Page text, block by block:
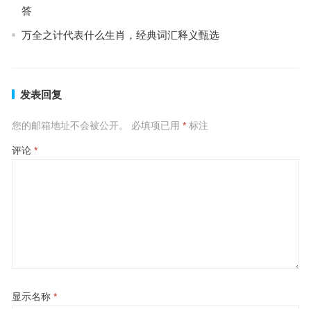
答
万全之计代表什么生肖，经典词汇释义甄选
发表回复
您的邮箱地址不会被公开。 必填项已用 *标注
评论 *
显示名称 *